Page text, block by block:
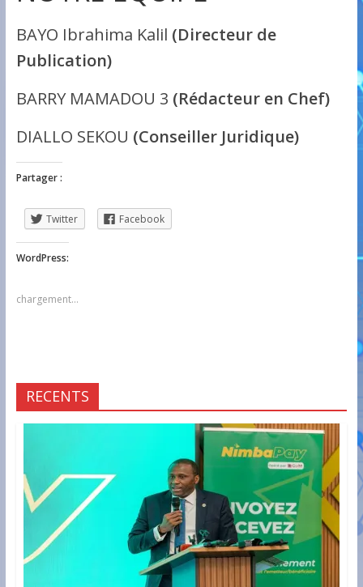
BAYO Ibrahima Kalil (Directeur de
Publication)
BARRY MAMADOU 3 (Rédacteur en Chef)
DIALLO SEKOU (Conseiller Juridique)
Partager :
Twitter Facebook
WordPress:
chargement…
RECENTS